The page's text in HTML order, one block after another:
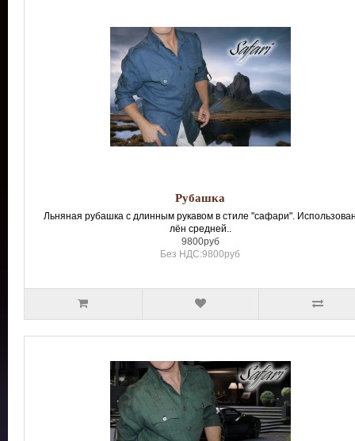
Рубашка
Льняная рубашка с длинным рукавом в стиле "сафари".
лён средней..
9800руб
Без НДС:9800руб